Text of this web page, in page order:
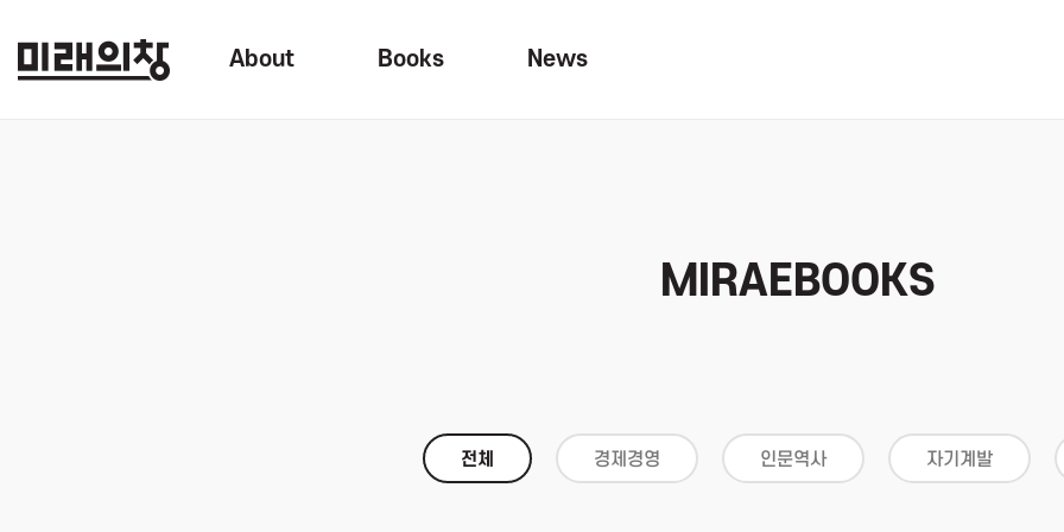
About Books News
MIRAEBOOKS
전체 경제경영 인문역사 자기계발